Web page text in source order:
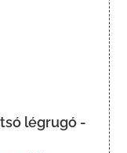
légrugó -